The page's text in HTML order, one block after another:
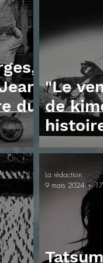
du
"Le
de
La rédaction
9 mars 2024